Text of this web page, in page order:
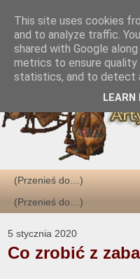
5 stycznia 2020
Co zrobić z
This site uses cookies
and to analyze traffic.
shared with Google
metrics to ensure
statistics, and to detect
LEARN